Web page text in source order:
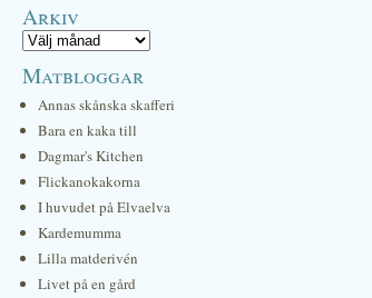
Arkiv
Matbloggar
Annas skånska skafferi
Bara en kaka till
Dagmar's Kitchen
Flickanokakorna
I huvudet på Elvaelva
Kardemumma
Lilla matderivén
Livet på en gård